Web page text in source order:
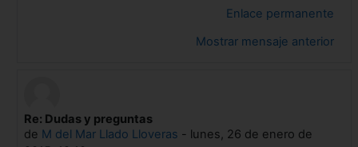
Enlace permanente
Mostrar mensaje anterior
En respuesta a Gonzalo Castells Ortells
Re: Dudas y preguntas
de M del Mar Llado Lloveras - lunes, 26 de enero de